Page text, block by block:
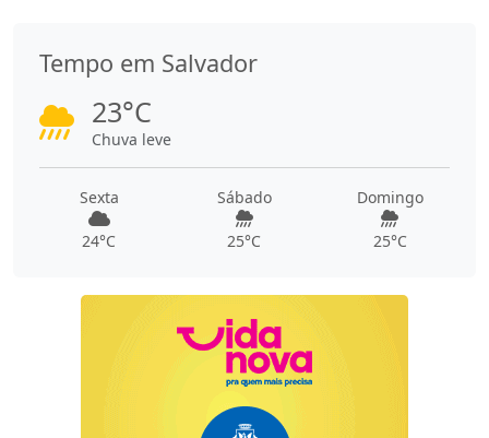
Tempo em Salvador
23°C
Chuva leve
Sexta
24°C
Sábado
25°C
Domingo
25°C